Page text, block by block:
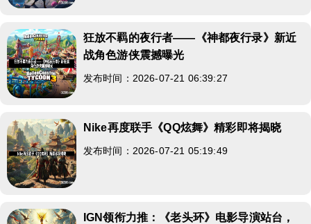
狂放不羁的夜行者——《神都夜行录》新近
战角色游侠震撼曝光
发布时间：2026-07-21 06:39:27
Nike再度联手《QQ炫舞》精彩即将揭晓
发布时间：2026-07-21 05:19:49
IGN领衔力推：《老头环》电影导演站台，